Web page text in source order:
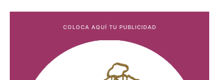
COLOCA AQUÍ TU PUBLICIDAD